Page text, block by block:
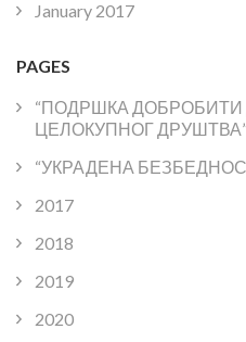
January 2017
PAGES
“ПОДРШКА ДОБРОБИТИ
ЦЕЛОКУПНОГ
“УКРАДЕНА
2017
2018
2019
2020